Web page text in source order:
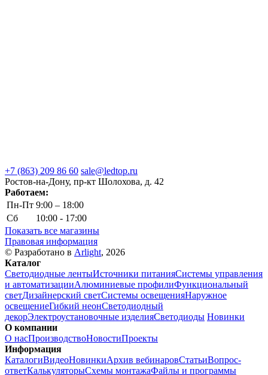
+7 (863) 209 86 60 sale@ledtop.ru
Ростов-на-Дону, пр-кт Шолохова, д. 42
Работаем:
Пн-Пт 9:00 – 18:00
Сб
10:00 - 17:00
Показать все магазины
Правовая информация
© Разработано в Arlight, 2026
Каталог
Светодиодные лентыИсточники питанияСистемы управления
и автоматизацииАлюминиевые профилиФункциональный
светДизайнерский светСистемы освещенияНаружное
освещениеГибкий неонСветодиодный
декорЭлектроустановочные изделияСветодиоды Новинки
О компании
О насПроизводствоНовостиПроекты
Информация
КаталогиВидеоНовинкиАрхив вебинаровСтатьиВопрос-
ответКалькуляторыСхемы монтажаФайлы и программы